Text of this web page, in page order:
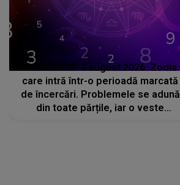
HOROSCOP 7 august 2026. Zodia
care intră într-o perioadă marcată
de încercări. Problemele se adună
din toate părțile, iar o veste